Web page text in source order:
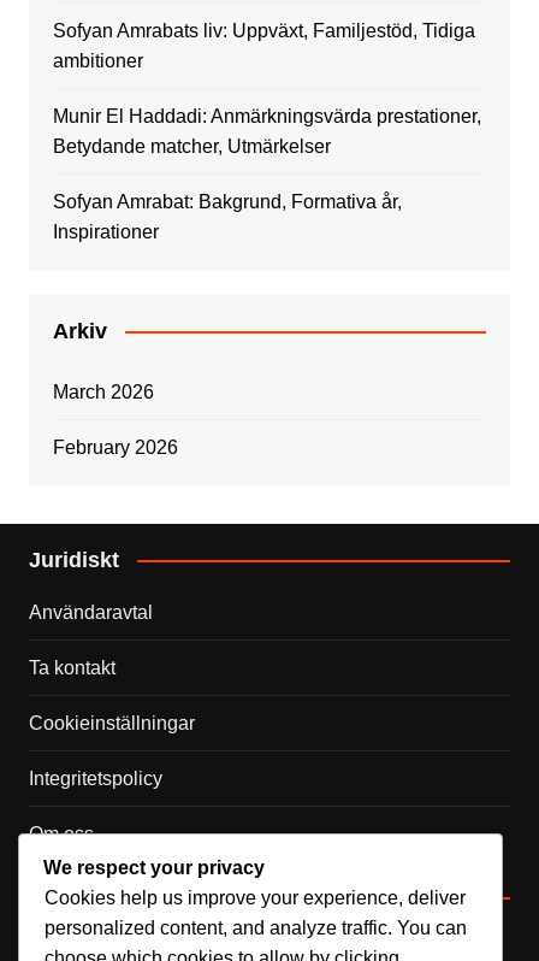
Sofyan Amrabats liv: Uppväxt, Familjestöd, Tidiga
ambitioner
Munir El Haddadi: Anmärkningsvärda prestationer,
Betydande matcher, Utmärkelser
Sofyan Amrabat: Bakgrund, Formativa år,
Inspirationer
Arkiv
March 2026
February 2026
Juridiskt
Användaravtal
Ta kontakt
Cookieinställningar
Integritetspolicy
Om oss
Kategorier
Internationella prestationer
We respect your privacy
Cookies help us improve your experience, deliver
personalized content, and analyze traffic. You can